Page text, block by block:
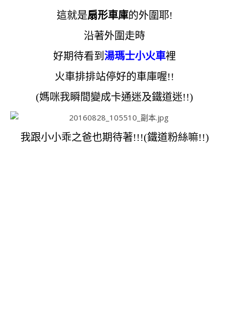
這就是扇形車庫的外圍耶!
沿著外圍走時
好期待看到 湯瑪士小火車裡
火車排排站停好的車庫喔!!
(媽咪我瞬間變成卡通迷及鐵道迷!!)
我跟小小乖之爸也期待著!!!(鐵道粉絲嘛!!)